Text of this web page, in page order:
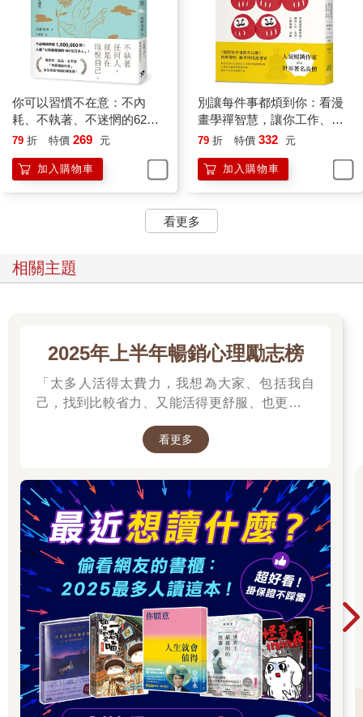
你可以習慣不在意：不內
耗、不執著、不迷惘的62個
心態重整練習
79 折 特價 269 元
加入購物車
別讓每件事都煩到你：看漫
畫學禪智慧，讓你工作、生
活、人際無憂一身輕
79 折 特價 332 元
加入購物車
看更多
相關主題
2025年上半年暢銷心理勵志榜
「太多人活得太費力，我想為大家、包括我自
己，找到比較省力、又能活得更舒服、也更滿足
2025網友們心靈療癒都在看這些↓↓↓↓
看更多